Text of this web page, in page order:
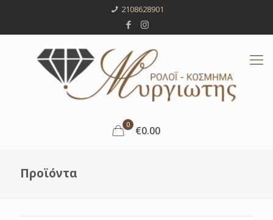
2108628901
0 €0.00
Προϊόντα